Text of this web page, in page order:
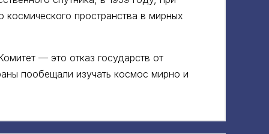
пространства в мирных
— это отказ государств от
пообещали изучать космос мирно и